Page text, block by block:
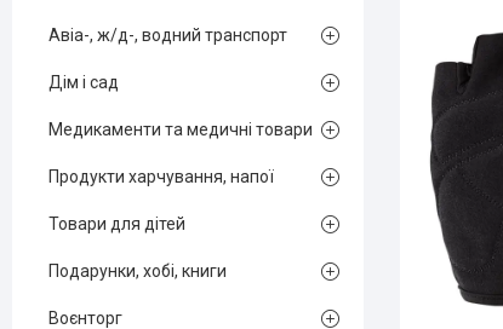
Авіа-, ж/д-, водний транспорт
Дім і сад
Медикаменти та медичні товари
Продукти харчування, напої
Товари для дітей
Подарунки, хобі, книги
Воєнторг